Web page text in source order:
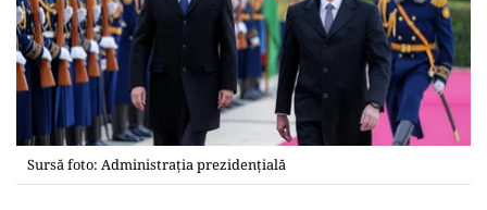
Sursă foto: Administrația prezidențială